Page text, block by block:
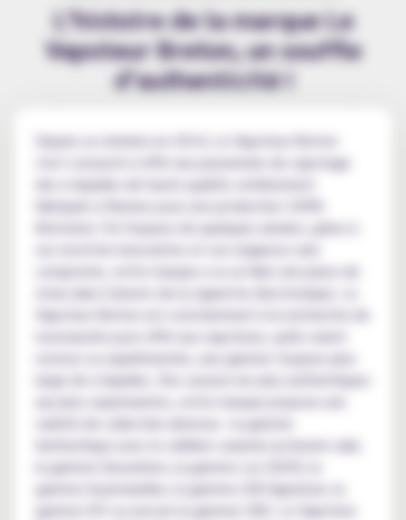
L’histoire de la marque Le
Vapoteur Breton, un souffle
d’authenticité !
Depuis sa création en 2014, Le Vapoteur Breton
s'est consacré à offrir aux passionnés de vapotage
des e-liquides de haute qualité, entièrement
fabriqués à Rennes pour une production 100%
Bretonne ! En l'espace de quelques années, grâce à
ses recettes innovantes et son exigence sans
compromis, cette marque a su se faire une place de
choix dans l'univers de la cigarette électronique. Le
Vapoteur Breton est constamment à la recherche de
nouveautés pour offrir aux vapoteurs, qu'ils soient
novices ou expérimentés, une gamme toujours plus
large de e-liquides. Des saveurs les plus authentiques
Authentique avec le célèbre caramel au beurre salé,
la gamme Sensations, la gamme Les DUOS, la
gamme Gourmandise, la gamme LVB Signature, la
gamme DIY ou encore la gamme CBD. Le Vapoteur